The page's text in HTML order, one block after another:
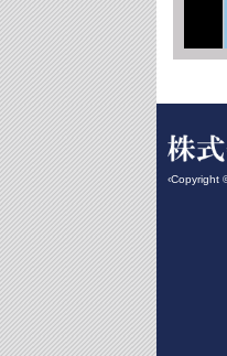
‹Copyright